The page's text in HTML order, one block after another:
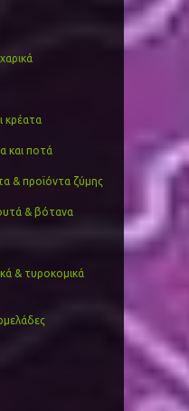
κρέατα
και ποτά
& προϊόντα ζύμης
& βότανα
& τυροκομικά